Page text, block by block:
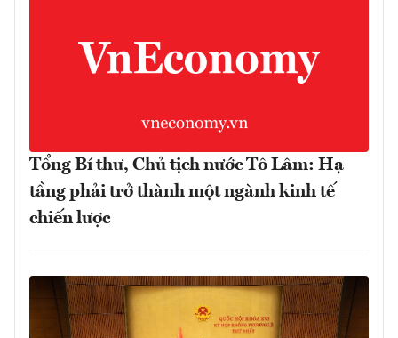
Tổng Bí thư, Chủ tịch nước Tô Lâm: Hạ
tầng phải trở thành một ngành kinh tế
chiến lược